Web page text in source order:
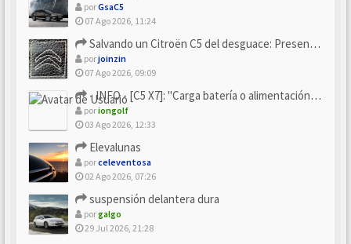
porGsaC5
07 Ago 2026, 11:24
Salvando un Citroën C5 del desguace: Presentación y seguimiento
porjoinzin
07 Ago 2026, 09:09
- INFO - [C5 X7]: "Carga batería o alimentación eléctri...
poriongolf
03 Ago 2026, 12:33
Elevalunas
porceleventosa
02 Ago 2026, 07:26
suspensión delantera dura
porgalgo
29 Jul 2026, 21:28